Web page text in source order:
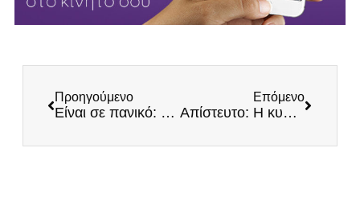
Προηγούμενο
Είναι σε πανικό: Νέα επιχείρηση φίμωσης του Τύπου και των κοινωνικών δικτύων από την κυβέρνηση
Επόμενο
Απίστευτο: Η κυβέρνηση διαχωρίζει και τους σεισμόπληκτους στο Αρκαλοχώρι!